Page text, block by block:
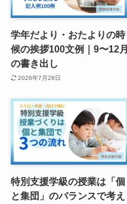
学年だより・おたよりの時
候の挨拶100文例｜9〜12月
の書き出し
2026年7月28日
特別支援学級の授業は「個
と集団」のバランスで考え